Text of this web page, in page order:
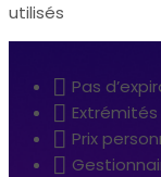
utilisés
Pas
Prix